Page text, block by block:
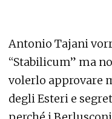
Antonio Tajani
“Stabilicum” ma
volerlo approvare
degli Esteri e